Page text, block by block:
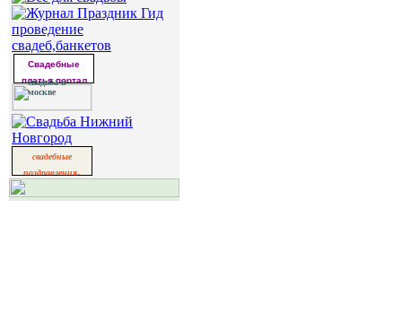
проведение
свадеб,банкетов
Свадебные
платья портал
свадьба в
москве
свадебные
поздравления,